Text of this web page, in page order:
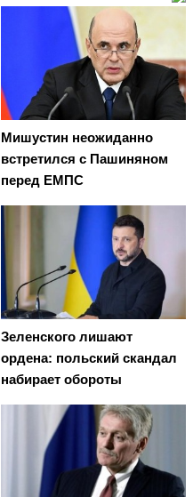
Мишустин неожиданно
встретился с Пашиняном
перед ЕМПС
Зеленского лишают
ордена: польский скандал
набирает обороты